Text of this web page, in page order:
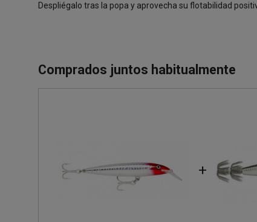
Despliégalo tras la popa y aprovecha su flotabilidad
Comprados juntos habitualmente
+